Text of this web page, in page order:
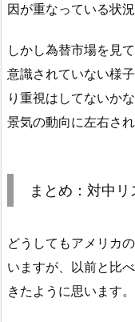
因が重なっている状況
しかし為替市場を見
意識されていない様
り重視はしてないか
景気の動向に左右さ
まとめ：対中
どうしてもアメリカ
いますが、以前と比
きたように思います。